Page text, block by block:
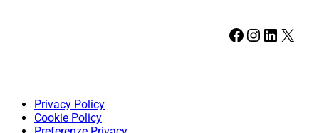
Facebook Instagram LinkedIn X
Privacy Policy
Cookie Policy